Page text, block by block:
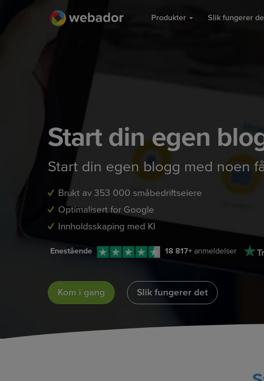
Produkter Slik fungerer
Start din egen
Start din egen blogg med noen
Brukt av 353 000 småbedriftseiere
Optimalisert for Google
Innholdsskaping med KI
Enestående 18 817+ anmeldelser
Kom i gang Slik fungerer det